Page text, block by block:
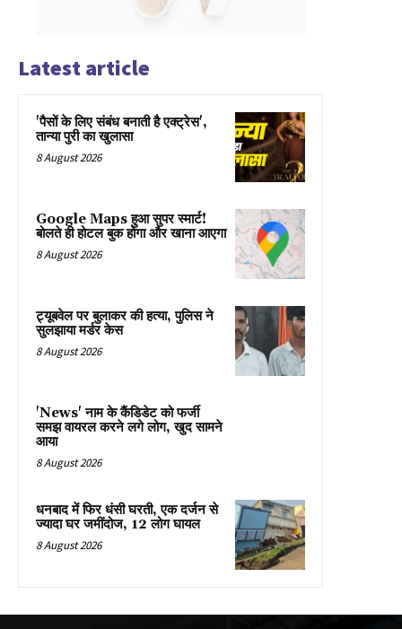
Latest article
'पैसों के लिए संबंध बनाती है एक्ट्रेस',
तान्या पुरी का खुलासा
8 August 2026
Google Maps हुआ सुपर स्मार्ट!
बोलते ही होटल बुक होगा और खाना आएगा
8 August 2026
ट्यूबवेल पर बुलाकर की हत्या, पुलिस ने
सुलझाया मर्डर केस
8 August 2026
'News' नाम के कैंडिडेट को फर्जी
समझ वायरल करने लगे लोग, खुद सामने
आया
8 August 2026
धनबाद में फिर धंसी घरती, एक दर्जन से
ज्यादा घर जमींदोज, 12 लोग घायल
8 August 2026